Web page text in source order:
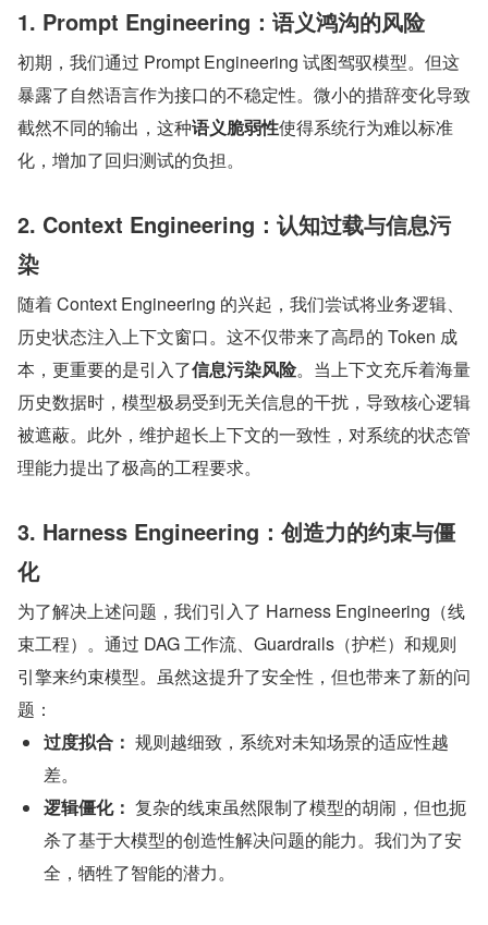
1. Prompt Engineering：语义鸿沟的风险
初期，我们通过 Prompt Engineering 试图驾驭模型。但这
暴露了自然语言作为接口的不稳定性。微小的措辞变化导致
截然不同的输出，这种语义脆弱性使得系统行为难以标准
化，增加了回归测试的负担。
2. Context Engineering：认知过载与信息污
染
随着 Context Engineering 的兴起，我们尝试将业务逻辑、
历史状态注入上下文窗口。这不仅带来了高昂的 Token 成
本，更重要的是引入了信息污染风险。当上下文充斥着海量
历史数据时，模型极易受到无关信息的干扰，导致核心逻辑
被遮蔽。此外，维护超长上下文的一致性，对系统的状态管
理能力提出了极高的工程要求。
3. Harness Engineering：创造力的约束与僵
化
为了解决上述问题，我们引入了 Harness Engineering（线
束工程）。通过 DAG 工作流、Guardrails（护栏）和规则
引擎来约束模型。虽然这提升了安全性，但也带来了新的问
题：
过度拟合： ​ 规则越细致，系统对未知场景的适应性越
差。
逻辑僵化： ​ 复杂的线束虽然限制了模型的胡闹，但也扼
杀了基于大模型的创造性解决问题的能力。我们为了安
全，牺牲了智能的潜力。